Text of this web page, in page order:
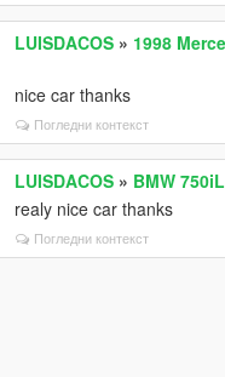
LUISDACOS » 1998
nice car thanks
Погледни контекст
LUISDACOS » BMW
realy nice car thanks
Погледни контекст